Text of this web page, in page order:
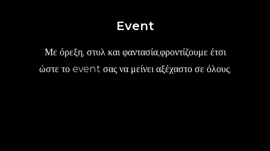
Event
Με όρεξη, στυλ και φαντασία,φροντίζουμε έτσι
ώστε το event σας να μείνει αξέχαστο σε όλους.